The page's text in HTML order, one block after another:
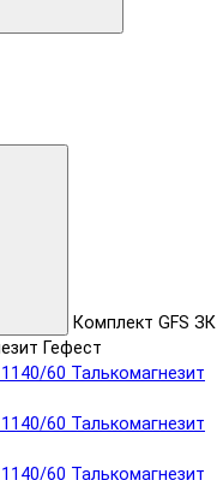
Комплект GFS ЗК
Гефест